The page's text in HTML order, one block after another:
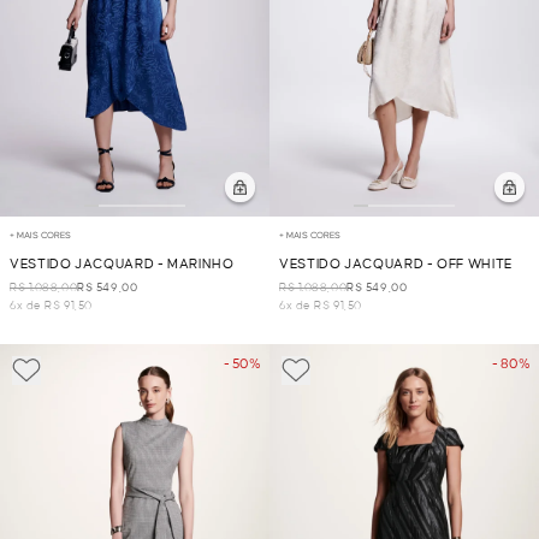
+ MAIS CORES
VESTIDO JACQUARD - MARINHO
R$ 1.088,00R$ 549,00
6x de R$ 91,50
+ MAIS CORES
VESTIDO JACQUARD - OFF WHITE
R$ 1.088,00R$ 549,00
6x de R$ 91,50
- 50% - 80%